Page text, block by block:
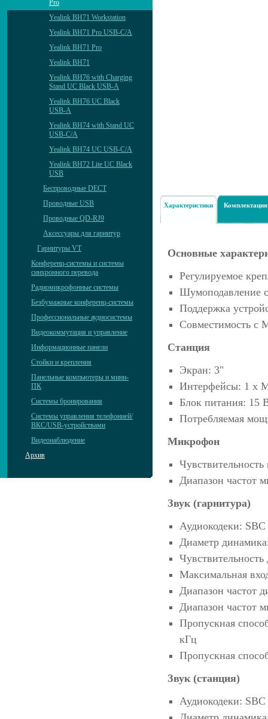
Pro
Yealink BH71 Workstation
Yealink BH71 Pro USB-C/A
Yealink BH71 Pro
Yealink BH71
Yealink BH76 with Charging
Stand UC Black USB-A
Yealink BH76 UC Black
USB-A
Yealink BH74 with Stand UC
USB-C/A
Yealink BH74 UC USB-C/A
Yealink BH72 Lite UC Black
USB
Беспроводные DECT
Проводные USB
Проводные QD-RJ9
Аксессуары для гарнитур
Гарнитуры VT
Конференц-системы и системы
синхронного перевода
Радиомикрофонные системы
Безбумажные конференц-системы
Профессиональные аудиосистемы
Видеокоммутация и управление
Информационные панели
Стойки и крепления
Панельные компьютеры и мини-
ПК
Системы бронирования
Системы управления телефонией/
ВКС/USB-устройствами
Видеонаблюдение
Архив
Характеристики Комплектация
Основные
Регулируемое
Шумоподавление
Поддержка
Совместимость с
Станция
Экран: 3"
Интерфейсы: 1 x
Блок питания: 15
Потребляемая
Микрофон
Диапазон частот
Звук (гарнитура)
Аудиокодеки: SBC
Диаметр
Максимальная
Диапазон частот
Диапазон частот
Пропускная
кГц
Пропускная
Звук (cтанция)
Аудиокодеки: SBC